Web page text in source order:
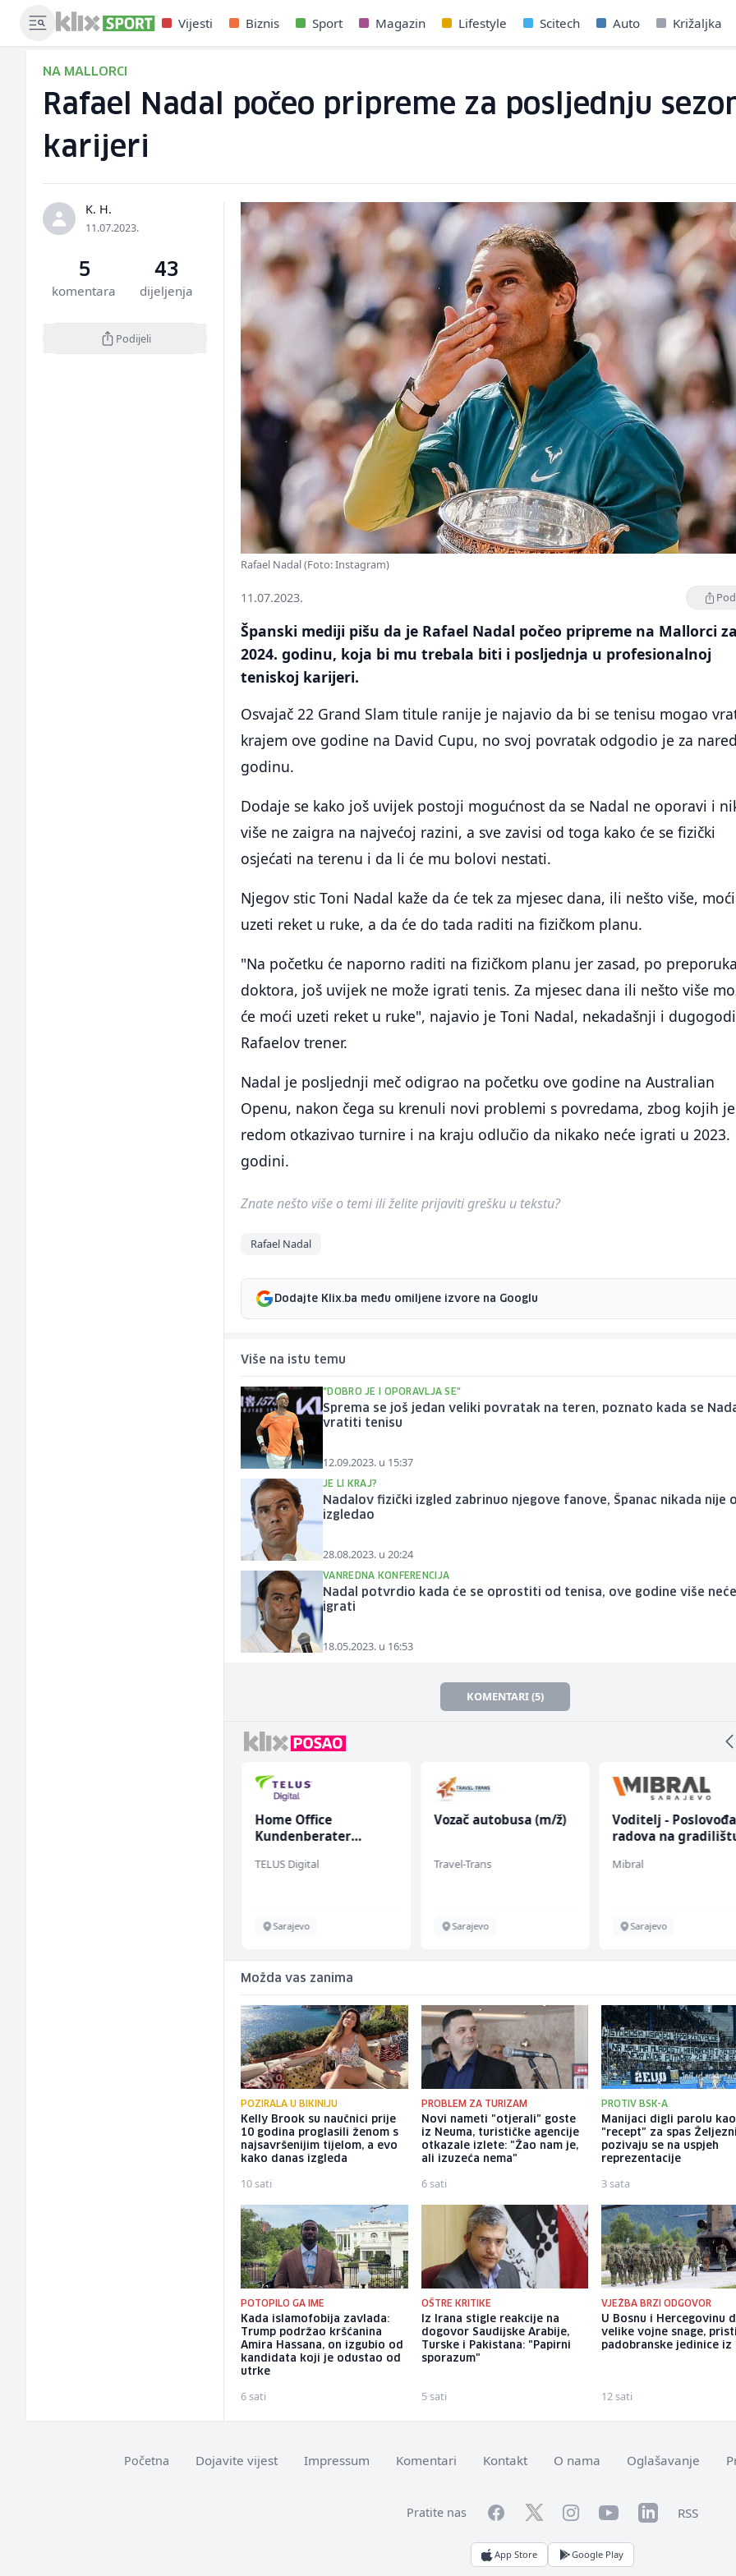
Vijesti Biznis Sport Magazin Lifestyle Scitech Auto Križaljka
NA MALLORCI
Rafael Nadal počeo pripreme za posljednju
karijeri
K. H.
11.07.2023.
5
komentara
43
dijeljenja
Podijeli
Rafael Nadal (Foto: Instagram)
11.07.2023.
Španski mediji pišu da je Rafael Nadal počeo pripreme na Mallorci
2024. godinu, koja bi mu trebala biti i posljednja u profesionalnoj
teniskoj karijeri.
Osvajač 22 Grand Slam titule ranije je najavio da bi se tenisu mogao
krajem ove godine na David Cupu, no svoj povratak odgodio je za
godinu.
Dodaje se kako još uvijek postoji mogućnost da se Nadal ne oporavi i
više ne zaigra na najvećoj razini, a sve zavisi od toga kako će se fizički
osjećati na terenu i da li će mu bolovi nestati.
Njegov stic Toni Nadal kaže da će tek za mjesec dana, ili nešto više, moći
uzeti reket u ruke, a da će do tada raditi na fizičkom planu.
"Na početku će naporno raditi na fizičkom planu jer zasad, po
doktora, još uvijek ne može igrati tenis. Za mjesec dana ili nešto više
će moći uzeti reket u ruke", najavio je Toni Nadal, nekadašnji i
Rafaelov trener.
Nadal je posljednji meč odigrao na početku ove godine na Australian
Openu, nakon čega su krenuli novi problemi s povredama, zbog kojih je
redom otkazivao turnire i na kraju odlučio da nikako neće igrati u 2023.
godini.
Znate nešto više o temi ili želite prijaviti grešku u tekstu?
Rafael Nadal
Dodajte Klix.ba među omiljene izvore na Googlu
Više na istu temu
"DOBRO JE I OPORAVLJA SE"
Sprema se još jedan veliki povratak na teren, poznato kada se
vratiti tenisu
12.09.2023. u 15:37
JE LI KRAJ?
Nadalov fizički izgled zabrinuo njegove fanove, Španac nikada nije
izgledao
28.08.2023. u 20:24
VANREDNA KONFERENCIJA
Nadal potvrdio kada će se oprostiti od tenisa, ove godine više
igrati
18.05.2023. u 16:53
KOMENTARI (5)
Home Office
Kundenberater
renommiertes
TELUS Digital
Sarajevo
Vozač autobusa (m/ž)
Travel-Trans
Sarajevo
Voditelj - Poslovođa
radova na
Mibral
Sarajevo
Možda vas zanima
POZIRALA U BIKINIJU
Kelly Brook su naučnici prije
10 godina proglasili ženom s
najsavršenijim tijelom, a evo
kako danas izgleda
10 sati
PROBLEM ZA TURIZAM
Novi nameti "otjerali" goste
iz Neuma, turističke agencije
otkazale izlete: "Žao nam je,
ali izuzeća nema"
6 sati
PROTIV BSK-A
Manijaci digli parolu kao
"recept" za spas
pozivaju se na uspjeh
reprezentacije
3 sata
POTOPILO GA IME
Kada islamofobija zavlada:
Trump podržao kršćanina
Amira Hassana, on izgubio od
kandidata koji je odustao od
utrke
6 sati
OŠTRE KRITIKE
Iz Irana stigle reakcije na
dogovor Saudijske Arabije,
Turske i Pakistana: "Papirni
sporazum"
5 sati
VJEŽBA BRZI ODGOVOR
U Bosnu i Hercegovinu
velike vojne snage,
padobranske jedinice iz
12 sati
Početna Dojavite vijest Impressum Komentari Kontakt O nama Oglašavanje
Pratite nas FacebookTwitterInstagramYouTubeLinkedInRSS
App Store Google Play